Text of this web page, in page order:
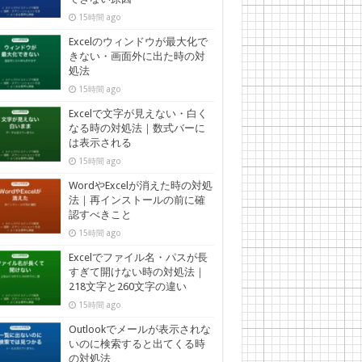
15時間 ago
Excelのウィンドウが最大化で
きない・画面外に出た時の対
処法
15時間 ago
Excelで文字が見えない・白く
なる時の対処法｜数式バーに
は表示される
15時間 ago
WordやExcelが消えた時の対処
法｜再インストールの前に確
認すべきこと
15時間 ago
Excelでファイル名・パスが長
すぎて開けない時の対処法｜
218文字と260文字の違い
15時間 ago
Outlookでメールが表示されな
いのに検索すると出てくる時
の対処法